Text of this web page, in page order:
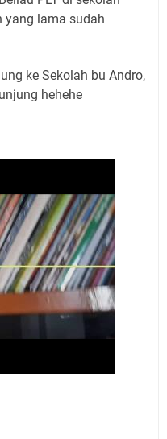
yang lama sudah
ke Sekolah bu Andro,
hehehe